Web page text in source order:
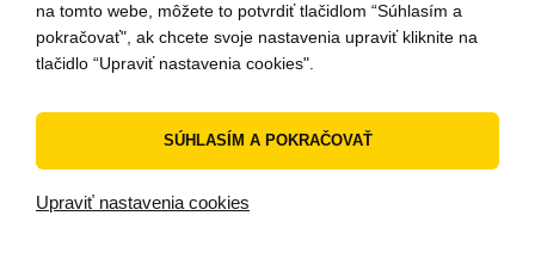
0948 732 275
(Po - Pi: 9:00-15:00)
na tomto webe, môžete to potvrdiť tlačidlom “Súhlasím a
pokračovať", ak chcete svoje nastavenia upraviť kliknite na
tlačidlo “Upraviť nastavenia cookies".
SÚHLASÍM A POKRAČOVAŤ
Upraviť nastavenia cookies